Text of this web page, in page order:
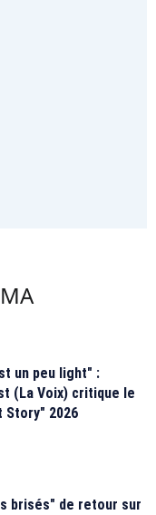
un peu light" :
(La Voix) critique le
Story" 2026
brisés" de retour sur